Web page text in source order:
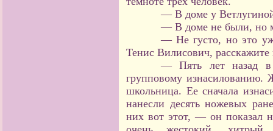
— В доме у
— В доме не были, но
— Не густо, но это
Тенис Вилисович,
— Пять лет назад в
групповому изнасилованию.
школьница. Ее сначала
нанесли десять ножевых
них вот этот, — он показал